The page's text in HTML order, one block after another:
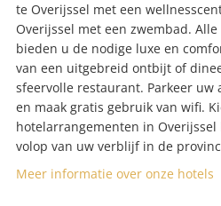
te Overijssel met een
Overijssel met een zwembad.
bieden u de nodige luxe en
van een uitgebreid ontbijt of
sfeervolle restaurant. Parkeer uw
en maak gratis gebruik van wifi.
hotelarrangementen in Overijssel
volop van uw verblijf in de
Meer informatie over onze hotels